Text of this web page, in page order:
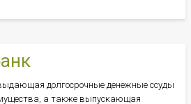
долгосрочные денежные ссуды
а также выпускающая